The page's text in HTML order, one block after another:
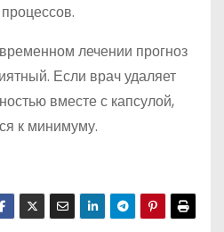
лечении прогноз
Если врач удаляет
вместе с капсулой,
к минимуму.